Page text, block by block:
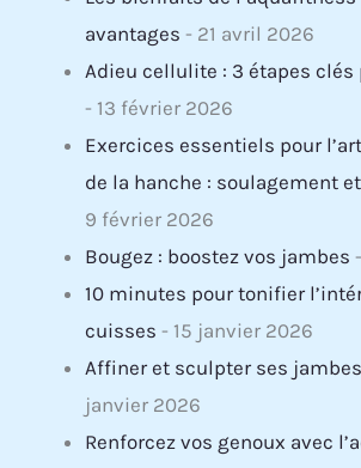
avantages - 21 avril 2026
Adieu cellulite : 3 étapes clés
- 13 février 2026
Exercices essentiels pour
de la hanche : soulagement
9 février 2026
Bougez : boostez vos jambes
10 minutes pour tonifier
cuisses - 15 janvier 2026
Affiner et sculpter ses
janvier 2026
Renforcez vos genoux avec